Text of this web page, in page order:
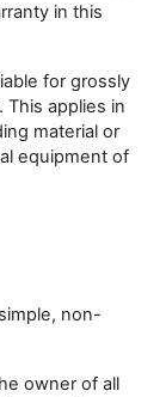
in this
for grossly
applies in
material or
equipment of
non-
owner of all